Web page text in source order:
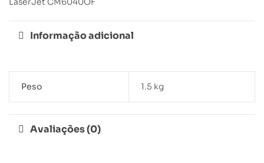
Informação adicional
Peso 1.5 kg
Avaliações (0)